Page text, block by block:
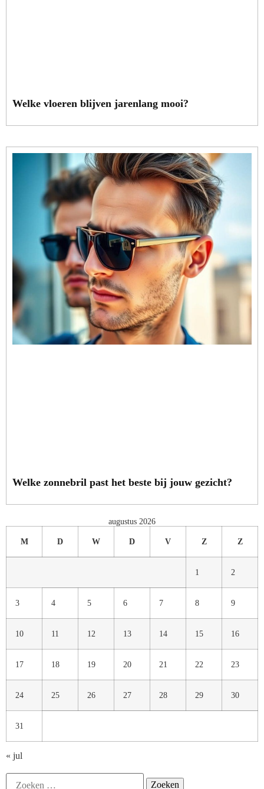
Welke vloeren blijven jarenlang mooi?
Welke zonnebril past het beste bij jouw gezicht?
augustus 2026
M D W D V Z Z
1 2
3 4 5 6 7 8 9
10 11 12 13 14 15 16
17 18 19 20 21 22 23
24 25 26 27 28 29 30
31
« jul